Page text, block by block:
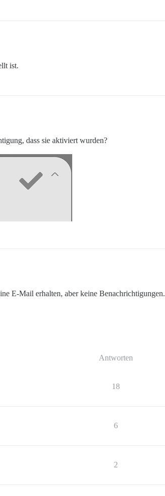
ist.
dass sie aktiviert wurden?
E-Mail erhalten, aber keine Benachrichtigungen.
Antworten
18
6
2